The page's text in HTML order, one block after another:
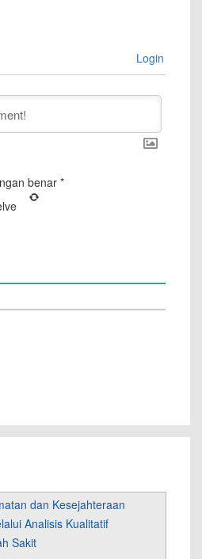
Login
benar *
dan Kesejahteraan
Analisis Kualitatif
Sakit